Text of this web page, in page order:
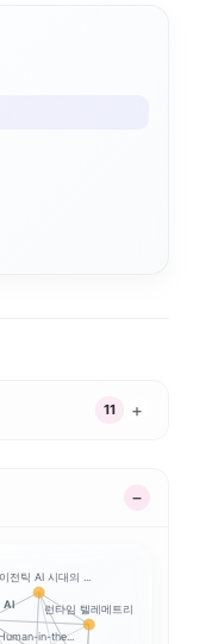
11
전틱 AI 시대의 ...
AI
in-the...
런타임 텔레메트리